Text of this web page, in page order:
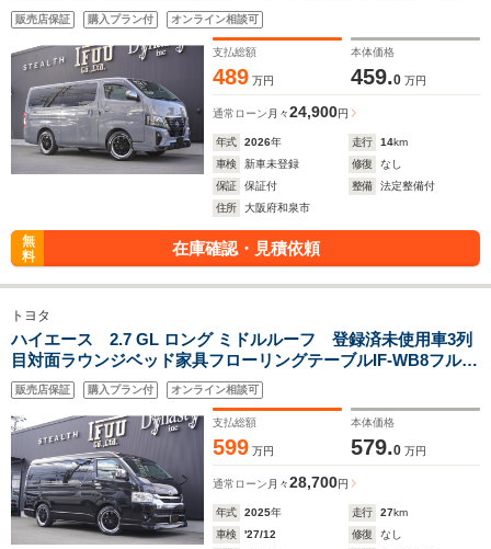
ックバンパープロテクターラプター塗装17inアルミローダウン
ベッドキットオプションベッドフレームセンターコンソール9in
ナビ後席モニター
販売店保証 購入プラン付 オンライン相談可
支払総額
489 万円
本体価格
459.0 万円
通常ローン 月々24,900円
年式 2026年 走行 14km
車検
新車未登録 修復
なし
保証
保証付 整備
法定整備付
住所
大阪府和泉市
無
料
在庫確認・見積依頼
トヨタ
ハイエース 2.7 GL ロング ミドルルーフ 登録済未使用車3列
目対面ラウンジベッド家具フローリングテーブルIF-WB8フルフ
ラットベットラウンジ展開カロッツエリアナビ後席モニターミ
ラーリングウッドインテリアバケットシートカバーセンターコ
ンソール
販売店保証 購入プラン付 オンライン相談可
支払総額
599 万円
本体価格
579.0 万円
通常ローン 月々28,700円
年式 2025年 走行 27km
車検
'27/12 修復
なし